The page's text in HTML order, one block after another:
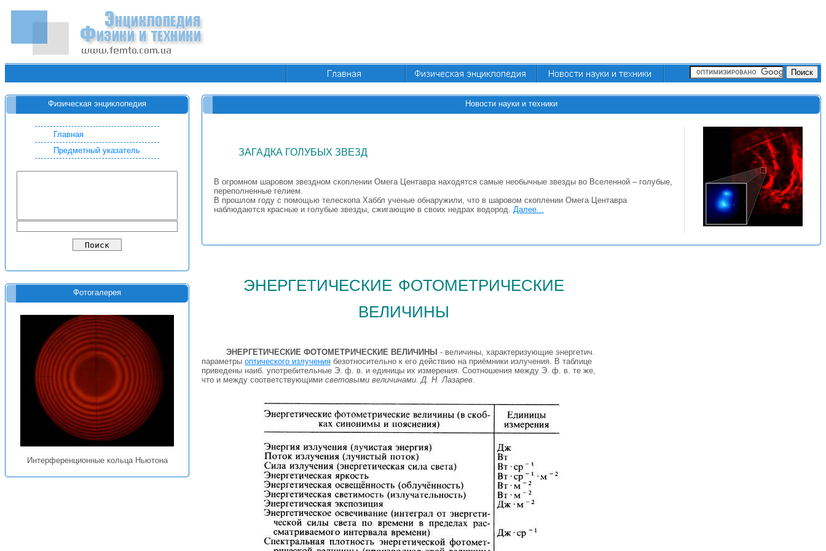
Физическая энциклопедия
Главная
Предметный указатель
Фотогалерея
Интерференционные кольца Ньютона
Новости науки и техники
ЗАГАДКА ГОЛУБЫХ ЗВЕЗД
В огромном шаровом звездном скоплении Омега Центавра находятся самые необычные звезды во Вселенной – голубые,
переполненные гелием.
В прошлом году с помощью телескопа Хаббл ученые обнаружили, что в шаровом скоплении Омега Центавра
наблюдаются красные и голубые звезды, сжигающие в своих недрах водород. Далее...
энергетические фотометрические
величины
ЭНЕРГЕТИЧЕСКИЕ ФОТОМЕТРИЧЕСКИЕ ВЕЛИЧИНЫ - величины, характеризующие энергетич.
параметры оптического излучения безотносительно к его действию на приёмники излучения. В таблице
приведены наиб. употребительные Э. ф. в. и единицы их измерения. Соотношения между Э. ф. в. те же,
что и между соответствующими световыми величинами. Д. Н. Лазарев.